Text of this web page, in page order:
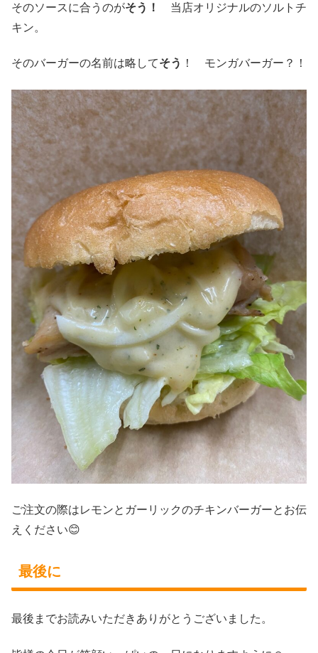
そのソースに合うのがそう！
当店オリジナルのソルトチ
キン。
そのバーガーの名前は略してそう ！ モンガバーガー？！
ご注文の際はレモンとガーリックのチキンバーガーとお伝
えください😊
最後に
最後までお読みいただきありがとうございました。